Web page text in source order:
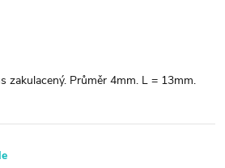
zakulacený. Průměr 4mm. L = 13mm.